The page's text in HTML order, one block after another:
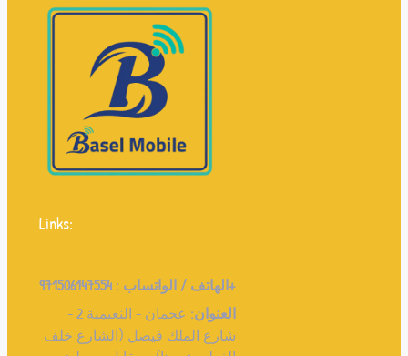
Links:
الهاتف / الواتساب :971506147554+
العنوان:
عجمان - النعيمية 2 -
شارع الملك فيصل (الشارع خلف